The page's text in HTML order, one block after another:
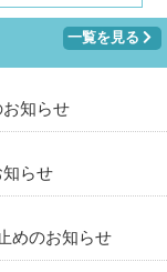
一覧を見る
知らせ
知らせ
めのお知らせ